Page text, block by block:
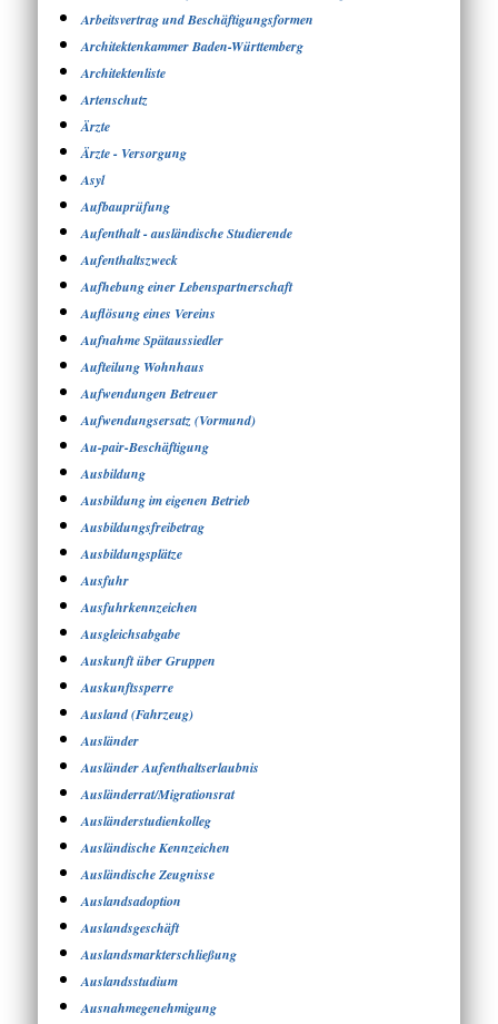
Arbeitsvertrag und Beschäftigungsformen
Architektenkammer Baden-Württemberg
Architektenliste
Artenschutz
Ärzte
Ärzte - Versorgung
Asyl
Aufbauprüfung
Aufenthalt - ausländische Studierende
Aufenthaltszweck
Aufhebung einer Lebenspartnerschaft
Auflösung eines Vereins
Aufnahme Spätaussiedler
Aufteilung Wohnhaus
Aufwendungen Betreuer
Aufwendungsersatz (Vormund)
Au-pair-Beschäftigung
Ausbildung
Ausbildung im eigenen Betrieb
Ausbildungsfreibetrag
Ausbildungsplätze
Ausfuhr
Ausfuhrkennzeichen
Ausgleichsabgabe
Auskunft über Gruppen
Auskunftssperre
Ausland (Fahrzeug)
Ausländer
Ausländer Aufenthaltserlaubnis
Ausländerrat/Migrationsrat
Ausländerstudienkolleg
Ausländische Kennzeichen
Ausländische Zeugnisse
Auslandsadoption
Auslandsgeschäft
Auslandsmarkterschließung
Auslandsstudium
Ausnahmegenehmigung